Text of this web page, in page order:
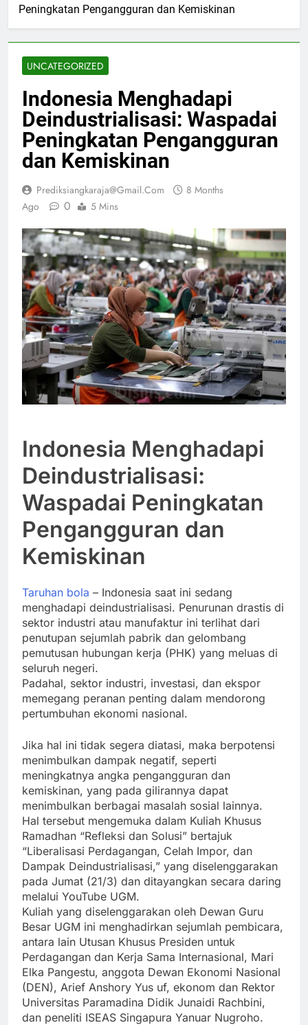
Peningkatan Pengangguran dan Kemiskinan
UNCATEGORIZED
Indonesia Menghadapi
Deindustrialisasi: Waspadai
Peningkatan Pengangguran
dan Kemiskinan
Prediksiangkaraja@gmail.com
8 Months
Ago
0 5 Mins
Indonesia Menghadapi
Deindustrialisasi:
Waspadai Peningkatan
Pengangguran dan
Kemiskinan
Taruhan bola – Indonesia saat ini sedang
menghadapi deindustrialisasi. Penurunan drastis di
sektor industri atau manufaktur ini terlihat dari
penutupan sejumlah pabrik dan gelombang
pemutusan hubungan kerja (PHK) yang meluas di
seluruh negeri.
Padahal, sektor industri, investasi, dan ekspor
memegang peranan penting dalam mendorong
pertumbuhan ekonomi nasional.
Jika hal ini tidak segera diatasi, maka berpotensi
menimbulkan dampak negatif, seperti
meningkatnya angka pengangguran dan
kemiskinan, yang pada gilirannya dapat
menimbulkan berbagai masalah sosial lainnya.
Hal tersebut mengemuka dalam Kuliah Khusus
Ramadhan “Refleksi dan Solusi” bertajuk
“Liberalisasi Perdagangan, Celah Impor, dan
Dampak Deindustrialisasi,” yang diselenggarakan
pada Jumat (21/3) dan ditayangkan secara daring
melalui YouTube UGM.
Kuliah yang diselenggarakan oleh Dewan Guru
Besar UGM ini menghadirkan sejumlah pembicara,
antara lain Utusan Khusus Presiden untuk
Perdagangan dan Kerja Sama Internasional, Mari
Elka Pangestu, anggota Dewan Ekonomi Nasional
(DEN), Arief Anshory Yus uf, ekonom dan Rektor
Universitas Paramadina Didik Junaidi Rachbini,
dan peneliti ISEAS Singapura Yanuar Nugroho.